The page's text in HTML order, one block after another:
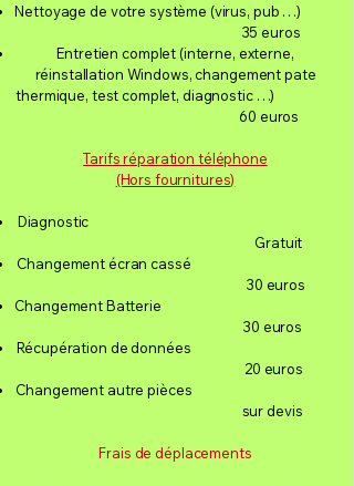
Nettoyage de votre système (virus, pub …)
35 euros
Entretien complet (interne, externe,
réinstallation Windows, changement pate
thermique, test complet, diagnostic …)
60 euros
Tarifs réparation téléphone
(Hors fournitures)
Diagnostic
Gratuit
Changement écran cassé
30 euros
Changement Batterie
30 euros
Récupération de données
20 euros
Changement autre pièces
sur devis
Frais de déplacements